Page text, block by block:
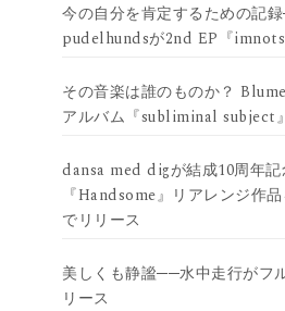
今の自分を肯定するための記
pudelhundsが2nd EP『
その音楽は誰のものか？
アルバム『subliminal subject
dansa med digが結成10周年記
『Handsome』リアレンジ作
でリリース
美しくも静謐──水中走行がフ
リース